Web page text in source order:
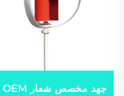
جهد مخصص شعار OEM